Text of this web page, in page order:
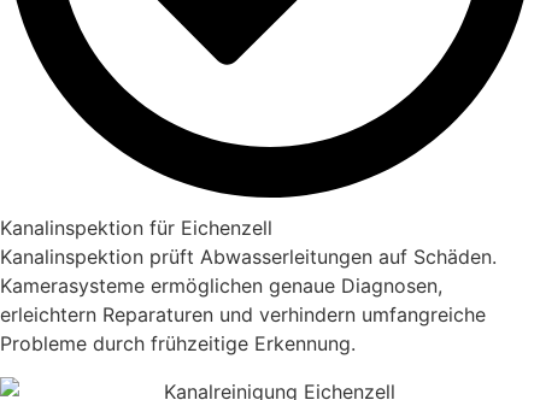
Kanalinspektion für Eichenzell
Kanalinspektion prüft Abwasserleitungen auf Schäden.
Kamerasysteme ermöglichen genaue Diagnosen,
erleichtern Reparaturen und verhindern umfangreiche
Probleme durch frühzeitige Erkennung.